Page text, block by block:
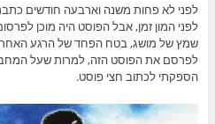
לפני לא פחות משנה וארבעה חודשים
לפני המון זמן, אבל הפוסט היה מוכן
שמץ של מושג, בטח הפחד של הרגע
לפרסם את הפוסט הזה, למרות שעל
הספקתי לכתוב חצי פוסט.